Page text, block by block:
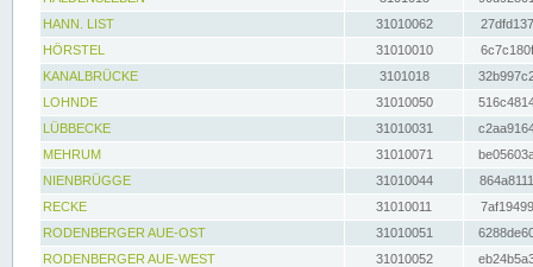
HANN. LIST
31010062
HÖRSTEL
31010010
KANALBRÜCKE
3101018
LOHNDE
31010050
LÜBBECKE
31010031
MEHRUM
31010071
NIENBRÜGGE
31010044
RECKE
31010011
RODENBERGER AUE-OST
31010051
RODENBERGER AUE-WEST
31010052